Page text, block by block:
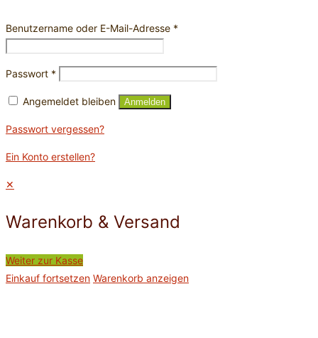
Benutzername oder E-Mail-Adresse *
Passwort *
Angemeldet bleiben Anmelden
Passwort vergessen?
Ein Konto erstellen?
✕
Warenkorb & Versand
Weiter zur Kasse
Einkauf fortsetzen Warenkorb anzeigen